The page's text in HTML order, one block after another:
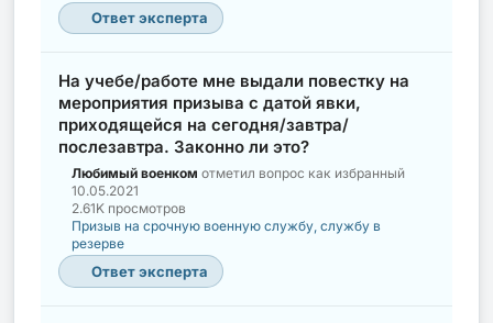
Ответ эксперта
На учебе/работе мне выдали повестку на
мероприятия призыва с датой явки,
приходящейся на сегодня/завтра/
послезавтра. Законно ли это?
Любимый военком отметил вопрос как избранный
10.05.2021
2.61K просмотров
Призыв на срочную военную службу, службу в
резерве
Ответ эксперта